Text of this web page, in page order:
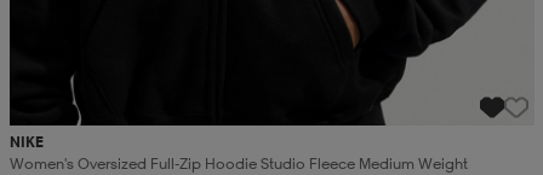
NIKE
Women's Oversized Full-Zip Hoodie Studio Fleece Medium Weight